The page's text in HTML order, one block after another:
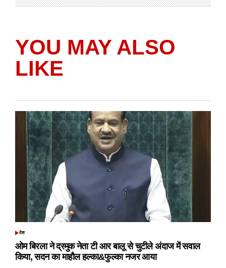
YOU MAY ALSO
LIKE
POSTED
देश
ओम बिरला ने द्रमुक नेता टी आर बालू से चुटीले अंदाज में सवाल
किया, सदन का माहौल हल्का&फुल्का नजर आया